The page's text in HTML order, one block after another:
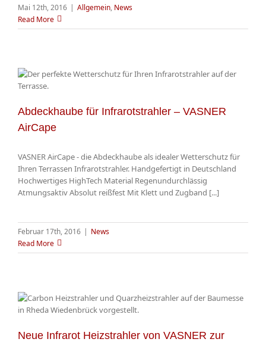
Mai 12th, 2016 | Allgemein, News
Read More
Abdeckhaube für Infrarotstrahler – VASNER
AirCape
VASNER AirCape - die Abdeckhaube als idealer Wetterschutz für
Ihren Terrassen Infrarotstrahler. Handgefertigt in Deutschland
Hochwertiges HighTech Material Regenundurchlässig
Atmungsaktiv Absolut reißfest Mit Klett und Zugband [...]
Februar 17th, 2016 | News
Read More
Neue Infrarot Heizstrahler von VASNER zur